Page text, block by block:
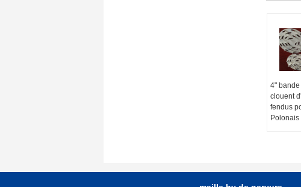
4"
clouent
fendus